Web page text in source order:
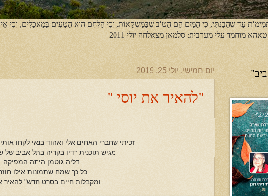
עַד שֶׁהֵבַנְתִּי, כִּי הַמַּיִם הֵם הַטּוֹב שֶׁבַּמַּשְׁקָאוֹת, וְכִי הַלֶּחֶם הוּא הַטָּעִים בַּמַאֲכָלִים, וְכִי
מוחמד עלי מערבית: סלמאן מצאלחה יולי 2011
יום חמישי, יולי 25, 2019
"להאיר את יוסי "
זכיתי שחברי האחים אלי ואהוד בנאי לקחו
מגיש תוכנית רדיו בקריה בתל אביב של
דליה גוטמן היתה המפיקה.
כל כך שמח שתמונות אילו
ומקבלות חיים בסרט חדש" להאיר